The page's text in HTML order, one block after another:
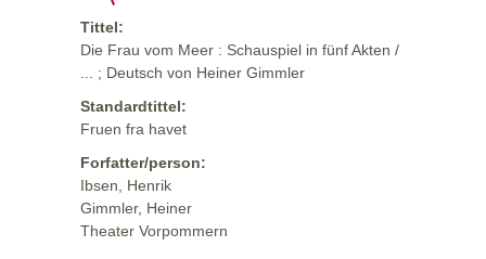
Tittel:
Die Frau vom Meer : Schauspiel in fünf Akten /
... ; Deutsch von Heiner Gimmler
Standardtittel:
Fruen fra havet
Forfatter/person:
Ibsen, Henrik
Gimmler, Heiner
Theater Vorpommern